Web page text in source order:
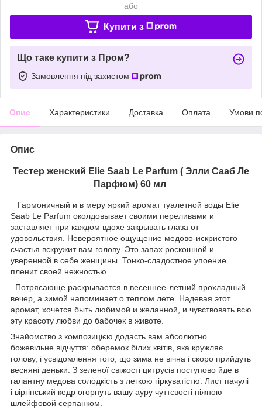
або
Купити з
Що таке купити з Пром?
Замовлення під захистом
Опис Характеристики Доставка Оплата Умови
Опис
Тестер женский Elie Saab Le Parfum ( Элли Сааб Ле
Парфюм) 60 мл
Гармоничный и в меру яркий аромат туалетной воды Elie
Saab Le Parfum околдовывает своими переливами и
заставляет при каждом вдохе закрывать глаза от
удовольствия. Невероятное ощущение медово-искристого
счастья вскружит вам голову. Это запах роскошной и
уверенной в себе женщины. Тонко-сладостное упоение
пленит своей нежностью.
Потрясающе раскрывается в весеннее-летний прохладный
вечер, а зимой напоминает о теплом лете. Надевая этот
аромат, хочется быть любимой и желанной, и чувствовать всю
эту красоту любви до бабочек в животе.
Знайомство з композицією додасть вам абсолютно
божевільне відчуття: оберемок білих квітів, яка кружляє
голову, і усвідомлення того, що зима не вічна і скоро прийдуть
весняні деньки. З зеленої свіжості цитрусів поступово йде в
галантну медова солодкість з легкою гіркуватістю. Лист пачулі
і віргінський кедр огорнуть вашу ауру чуттєвості ніжною
шлейфовой серпанком.